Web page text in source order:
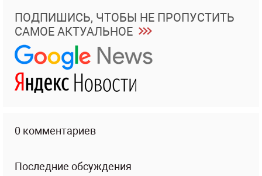
ПОДПИШИСЬ, ЧТОБЫ НЕ ПРОПУСТИТЬ
САМОЕ АКТУАЛЬНОЕ
0 комментариев
Последние обсуждения